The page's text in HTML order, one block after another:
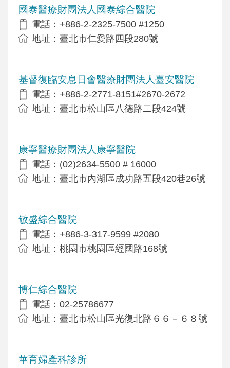
國泰醫療財團法人國泰綜合醫院
電話：+886-2-2325-7500 #1250
地址：臺北市仁愛路四段280號
基督復臨安息日會醫療財團法人臺安醫院
電話：+886-2-2771-8151#2670-2672
地址：臺北市松山區八德路二段424號
康寧醫療財團法人康寧醫院
電話：(02)2634-5500 # 16000
地址：臺北市內湖區成功路五段420巷26號
敏盛綜合醫院
電話：+886-3-317-9599 #2080
地址：桃園市桃園區經國路168號
博仁綜合醫院
電話：02-25786677
地址：臺北市松山區光復北路６６－６８號
華育婦產科診所